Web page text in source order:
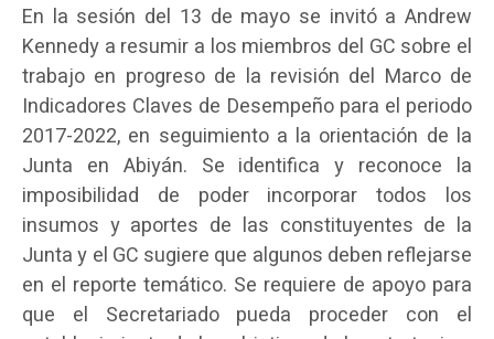
En la sesión del 13 de mayo se invitó a Andrew
Kennedy a resumir a los miembros del GC sobre el
trabajo en progreso de la revisión del Marco de
Indicadores Claves de Desempeño para el periodo
2017-2022, en seguimiento a la orientación de la
Junta en Abiyán. Se identifica y reconoce la
imposibilidad de poder incorporar todos los
insumos y aportes de las constituyentes de la
Junta y el GC sugiere que algunos deben reflejarse
en el reporte temático. Se requiere de apoyo para
que el Secretariado pueda proceder con el